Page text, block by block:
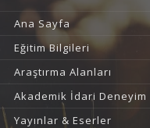
Ana Sayfa
Eğitim Bilgileri
Araştırma Alanları
Akademik İdari Deneyim
Yayınlar & Eserler